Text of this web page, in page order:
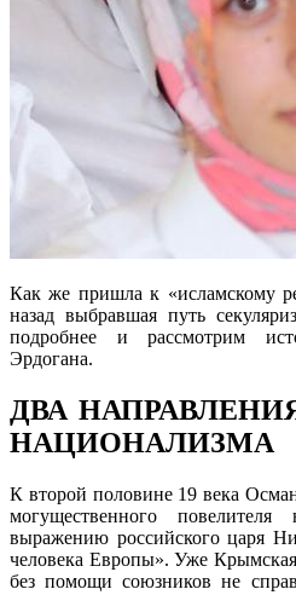
Как же пришла к «исламскому
назад выбравшая путь
подробнее и рассмотрим
Эрдогана.
ДВА
НАЦИОНАЛИЗМА
К второй половине 19 века
могущественного повелителя
выражению российского царя
человека Европы». Уже
без помощи союзников не